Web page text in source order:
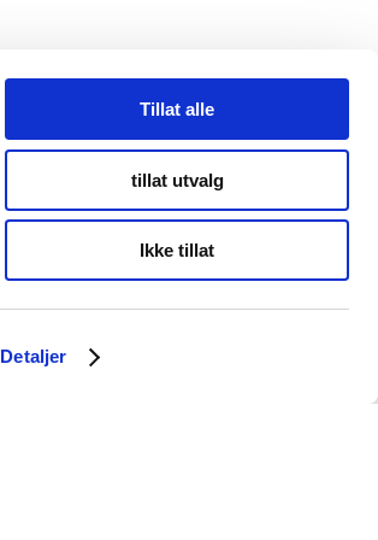
Detaljer
Tillat alle
tillat utvalg
Ikke tillat